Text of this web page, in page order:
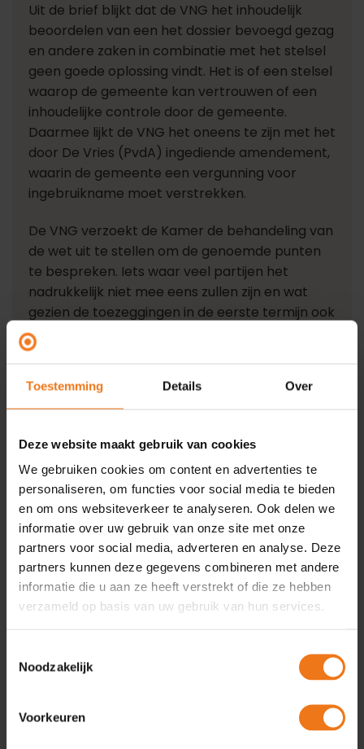
Toestemming Details Over
Deze website maakt gebruik van cookies
We gebruiken cookies om content en advertenties te
personaliseren, om functies voor social media te bieden
en om ons websiteverkeer te analyseren. Ook delen we
informatie over uw gebruik van onze site met onze
partners voor social media, adverteren en analyse. Deze
partners kunnen deze gegevens combineren met andere
informatie die u aan ze heeft verstrekt of die ze hebben
verzameld op basis van uw gebruik van hun services.
Noodzakelijk
Voorkeuren
Uit de brief blijkt dat de VNG het inhoudelijk
beoordelen van een het dossier bevoegd gezag
en andere zaken in combinatie met het stelsel
geen goede oplossing vindt. Het is of een stelsel
waarop de gemeente kan vertrouwen of een
inhoudelijke controle door de gemeente.
Daarmee lijkt de VNG het oneens te zijn met het
door De Vries (PvdA) ingediende amendement,
waarin de gemeente een vergunning voor
ingebruikname moet verstrekken.
De VNG verzoekt de Kamer de behandeling van
de wet uit te stellen om de genoemde punten
te bespreken. Iets waar veel partijen het
nadrukkelijk niet mee eens zullen zijn en wat
gezien de toezeggingen in de eerste termijn ook
niet nodig lijkt.
Over
Blijf op de hoogte van de laatste ontwikkelingen en updates
rondom de Omgevingswet. Hier delen we actuele
berichtgeving, belangrijke wijzigingen en updates rondom
Omgevingshuis.
Recente berichten
14
apr
Hoe de Omgevingswet in 2025 verder vorm kreeg
feb